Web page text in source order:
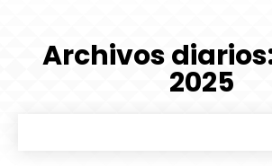
Archivos
2025